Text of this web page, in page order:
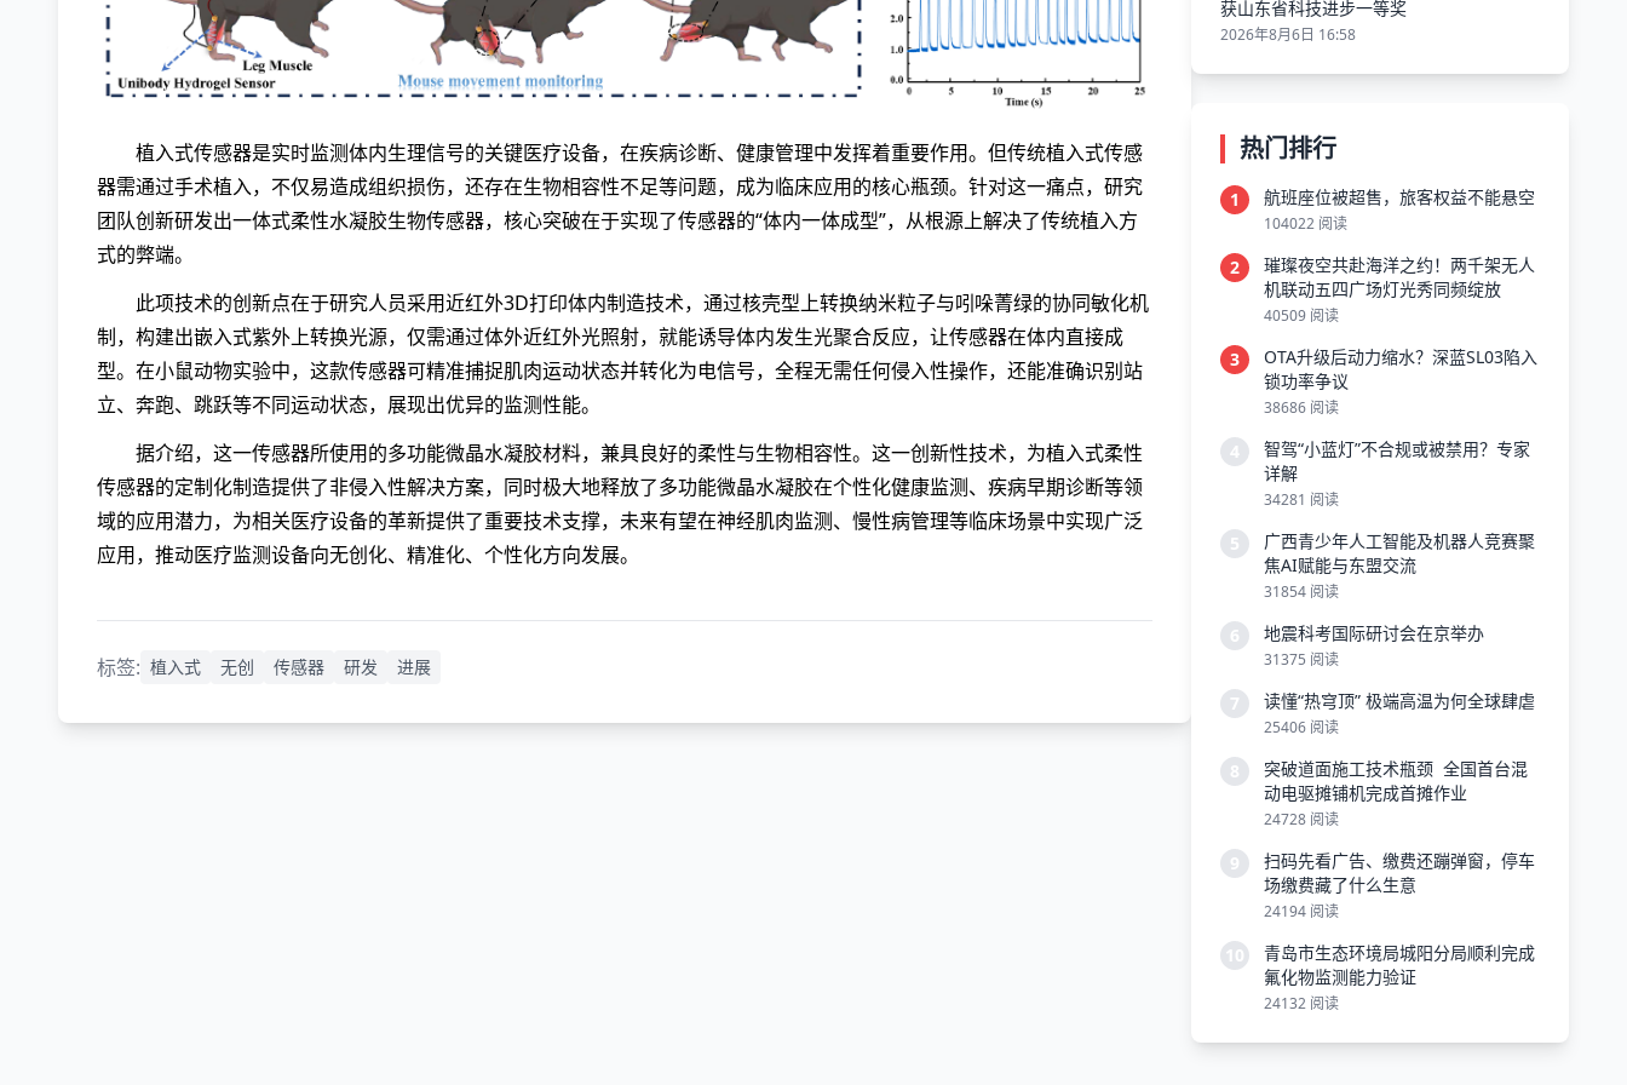
植入式传感器是实时监测体内生理信号的关键医疗设备，在疾病诊断、健康管理中发挥着重要作用。但传统植入式传感
器需通过手术植入，不仅易造成组织损伤，还存在生物相容性不足等问题，成为临床应用的核心瓶颈。针对这一痛点，研究
团队创新研发出一体式柔性水凝胶生物传感器，核心突破在于实现了传感器的“体内一体成型”，从根源上解决了传统植入方
式的弊端。
此项技术的创新点在于研究人员采用近红外3D打印体内制造技术，通过核壳型上转换纳米粒子与吲哚菁绿的协同敏化机
制，构建出嵌入式紫外上转换光源，仅需通过体外近红外光照射，就能诱导体内发生光聚合反应，让传感器在体内直接成
型。在小鼠动物实验中，这款传感器可精准捕捉肌肉运动状态并转化为电信号，全程无需任何侵入性操作，还能准确识别站
立、奔跑、跳跃等不同运动状态，展现出优异的监测性能。
据介绍，这一传感器所使用的多功能微晶水凝胶材料，兼具良好的柔性与生物相容性。这一创新性技术，为植入式柔性
传感器的定制化制造提供了非侵入性解决方案，同时极大地释放了多功能微晶水凝胶在个性化健康监测、疾病早期诊断等领
域的应用潜力，为相关医疗设备的革新提供了重要技术支撑，未来有望在神经肌肉监测、慢性病管理等临床场景中实现广泛
应用，推动医疗监测设备向无创化、精准化、个性化方向发展。
标签: 植入式 无创 传感器 研发 进展
获山东省科技进步一等奖
2026年8月6日 16:58
热门排行
1 航班座位被超售，旅客权益不能悬空
104022 阅读
2
璀璨夜空共赴海洋之约！两千架无人
机联动五四广场灯光秀同频绽放
40509 阅读
3
OTA升级后动力缩水？深蓝SL03陷入
锁功率争议
38686 阅读
4
智驾“小蓝灯”不合规或被禁用？专家
详解
34281 阅读
5
广西青少年人工智能及机器人竞赛聚
焦AI赋能与东盟交流
31854 阅读
6 地震科考国际研讨会在京举办
31375 阅读
7 读懂“热穹顶” 极端高温为何全球肆虐
25406 阅读
8
突破道面施工技术瓶颈 全国首台混
动电驱摊铺机完成首摊作业
24728 阅读
9
扫码先看广告、缴费还蹦弹窗，停车
场缴费藏了什么生意
24194 阅读
10
青岛市生态环境局城阳分局顺利完成
氟化物监测能力验证
24132 阅读